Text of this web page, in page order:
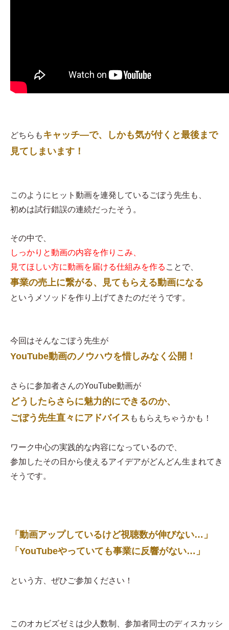
どちらもキャッチ―で、しかも気が付くと最後まで
見てしまいます！
このようにヒット動画を連発しているごぼう先生も、
初めは試行錯誤の連続だったそう。
その中で、
しっかりと動画の内容を作りこみ、
見てほしい方に動画を届ける仕組みを作る ことで、
事業の売上に繋がる、見てもらえる動画になる
というメソッドを作り上げてきたのだそうです。
今回はそんなごぼう先生が
YouTube動画のノウハウを惜しみなく公開！
さらに参加者さんのYouTube動画が
どうしたらさらに魅力的にできるのか、
ごぼう先生直々にアドバイス ももらえちゃうかも！
ワーク中心の実践的な内容になっているので、
参加したその日から使えるアイデアがどんどん生まれてき
そうです。
「動画アップしているけど視聴数が伸びない…」
「YouTubeやっていても事業に反響がない…」
という方、ぜひご参加ください！
このオカビズゼミは少人数制、参加者同士のディスカッシ